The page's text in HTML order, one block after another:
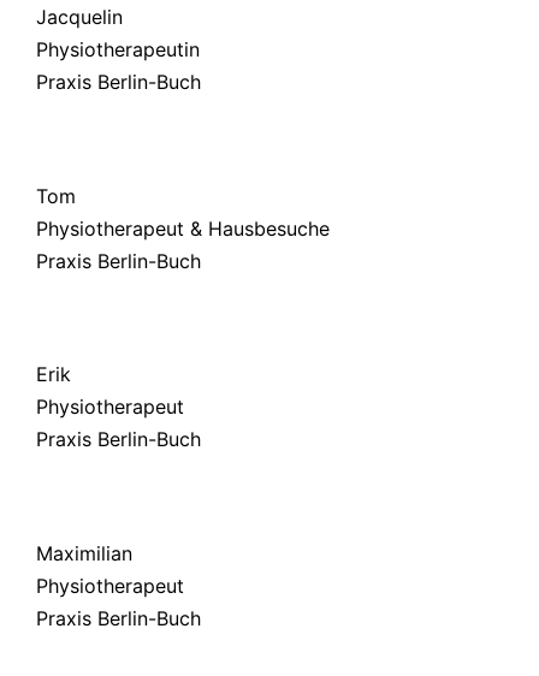
Jacquelin
Physiotherapeutin
Praxis Berlin-Buch
Tom
Physiotherapeut & Hausbesuche
Praxis Berlin-Buch
Erik
Physiotherapeut
Praxis Berlin-Buch
Maximilian
Physiotherapeut
Praxis Berlin-Buch